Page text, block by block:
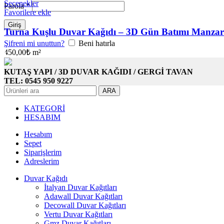
Parola*
Giriş
Şifreni mi unuttun? Beni hatırla
Seçenekler
Favorilere ekle
Turna Kuşlu Duvar Kağıdı – 3D Gün Batımı
450,00₺ m²
KUTAŞ YAPI / 3D DUVAR KAĞIDI / GERGİ TAVAN
TEL: 0545 950 9227
ARA
KATEGORİ
HESABIM
Hesabım
Sepet
Siparişlerim
Adreslerim
Duvar Kağıdı
İtalyan Duvar Kağıtları
Adawall Duvar Kağıtları
Decowall Duvar Kağıtları
Vertu Duvar Kağıtları